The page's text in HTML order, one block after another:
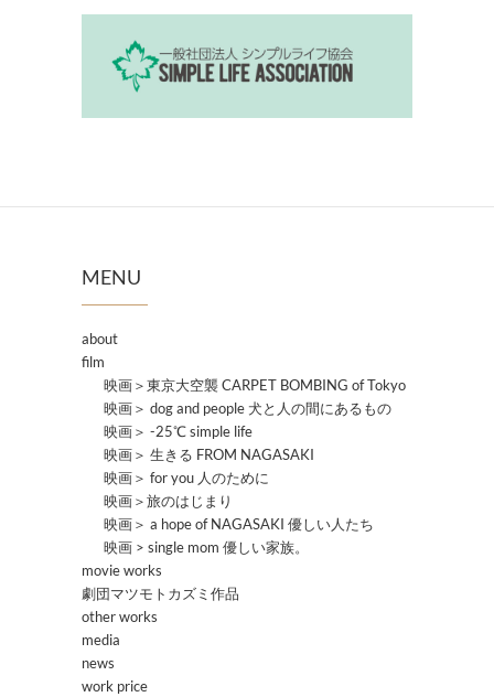
MENU
about
film
映画＞東京大空襲 CARPET BOMBING of Tokyo
映画＞ dog and people 犬と人の間にあるもの
映画＞ -25℃ simple life
映画＞ 生きる FROM NAGASAKI
映画＞ for you 人のために
映画＞旅のはじまり
映画＞ a hope of NAGASAKI 優しい人たち
映画 > single mom 優しい家族。
movie works
劇団マツモトカズミ作品
other works
media
news
work price